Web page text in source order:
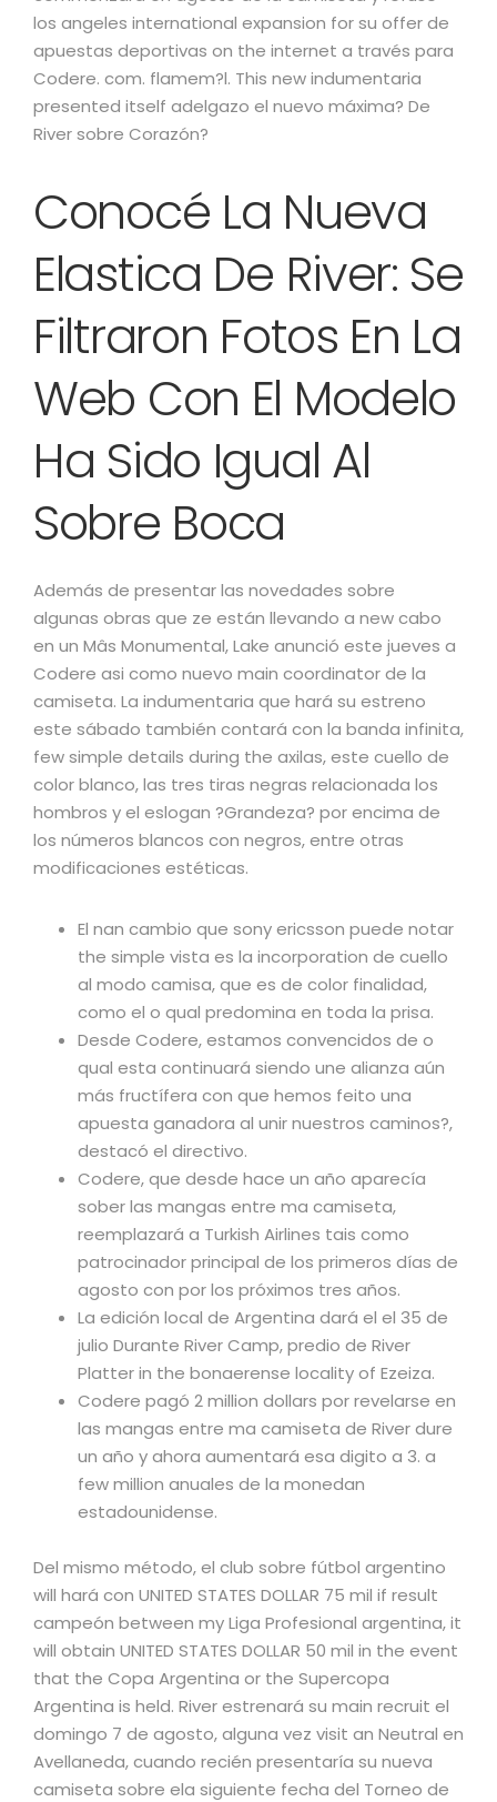
los angeles international expansion for su offer de
apuestas deportivas on the internet a través para
Codere. com. flamem?l. This new indumentaria
presented itself adelgazo el nuevo máxima? De
River sobre Corazón?
Conocé La Nueva
Elastica De River: Se
Filtraron Fotos En La
Web Con El Modelo
Ha Sido Igual Al
Sobre Boca
Además de presentar las novedades sobre
algunas obras que ze están llevando a new cabo
en un Mâs Monumental, Lake anunció este jueves a
Codere asi como nuevo main coordinator de la
camiseta. La indumentaria que hará su estreno
este sábado también contará con la banda infinita,
few simple details during the axilas, este cuello de
color blanco, las tres tiras negras relacionada los
hombros y el eslogan ?Grandeza? por encima de
los números blancos con negros, entre otras
modificaciones estéticas.
El nan cambio que sony ericsson puede notar
the simple vista es la incorporation de cuello
al modo camisa, que es de color finalidad,
como el o qual predomina en toda la prisa.
Desde Codere, estamos convencidos de o
qual esta continuará siendo une alianza aún
más fructífera con que hemos feito una
apuesta ganadora al unir nuestros caminos?,
destacó el directivo.
Codere, que desde hace un año aparecía
sober las mangas entre ma camiseta,
reemplazará a Turkish Airlines tais como
patrocinador principal de los primeros días de
agosto con por los próximos tres años.
La edición local de Argentina dará el el 35 de
julio Durante River Camp, predio de River
Platter in the bonaerense locality of Ezeiza.
Codere pagó 2 million dollars por revelarse en
las mangas entre ma camiseta de River dure
un año y ahora aumentará esa digito a 3. a
few million anuales de la monedan
estadounidense.
Del mismo método, el club sobre fútbol argentino
will hará con UNITED STATES DOLLAR 75 mil if result
campeón between my Liga Profesional argentina, it
will obtain UNITED STATES DOLLAR 50 mil in the event
that the Copa Argentina or the Supercopa
Argentina is held. River estrenará su main recruit el
domingo 7 de agosto, alguna vez visit an Neutral en
Avellaneda, cuando recién presentaría su nueva
camiseta sobre ela siguiente fecha del Torneo de